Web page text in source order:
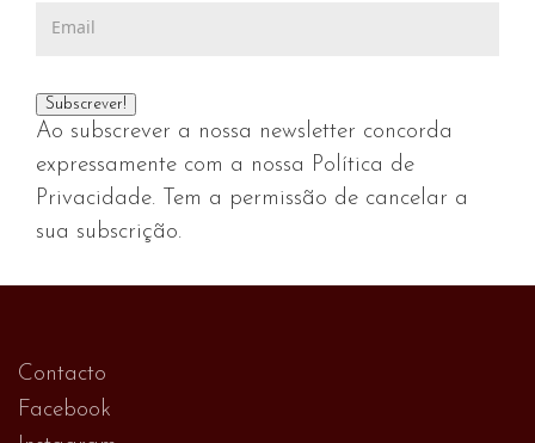
Ao subscrever a nossa newsletter concorda
expressamente com a nossa Política de
Privacidade. Tem a permissão de cancelar a
sua subscrição.
Contacto
Facebook